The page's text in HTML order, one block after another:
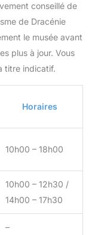
conseillé de
de Dracénie
le musée avant
plus à jour. Vous
titre indicatif.
Horaires
10h00 – 18h00
10h00 – 12h30 /
14h00 – 17h30
–